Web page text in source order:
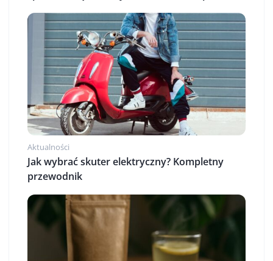
Aktualności
Jak wybrać skuter elektryczny? Kompletny
przewodnik